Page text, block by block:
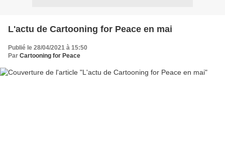
L'actu de Cartooning for Peace en mai
Publié le 28/04/2021 à 15:50
Par Cartooning for Peace